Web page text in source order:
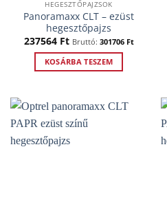
HEGESZTŐPAJZSOK
Panoramaxx CLT – ezüst
hegesztőpajzs
237564 Ft Bruttó: 301706 Ft
KOSÁRBA TESZEM